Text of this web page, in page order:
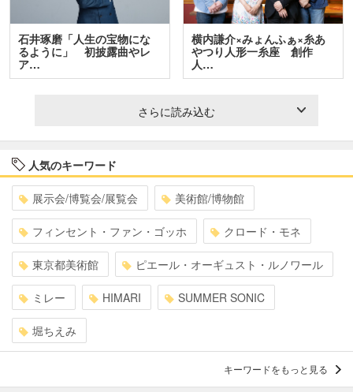
石井琢磨「人生の宝物にな
るように」 初披露曲やレ
ア…
横内謙介×みょんふぁ×糸あ
やつり人形一糸座 創作
人…
さらに読み込む
人気のキーワード
展示会/博覧会/展覧会 美術館/博物館
フィンセント・ファン・ゴッホ クロード・モネ
東京都美術館 ピエール・オーギュスト・ルノワール
ミレー HIMARI SUMMER SONIC
堀ちえみ
キーワードをもっと見る